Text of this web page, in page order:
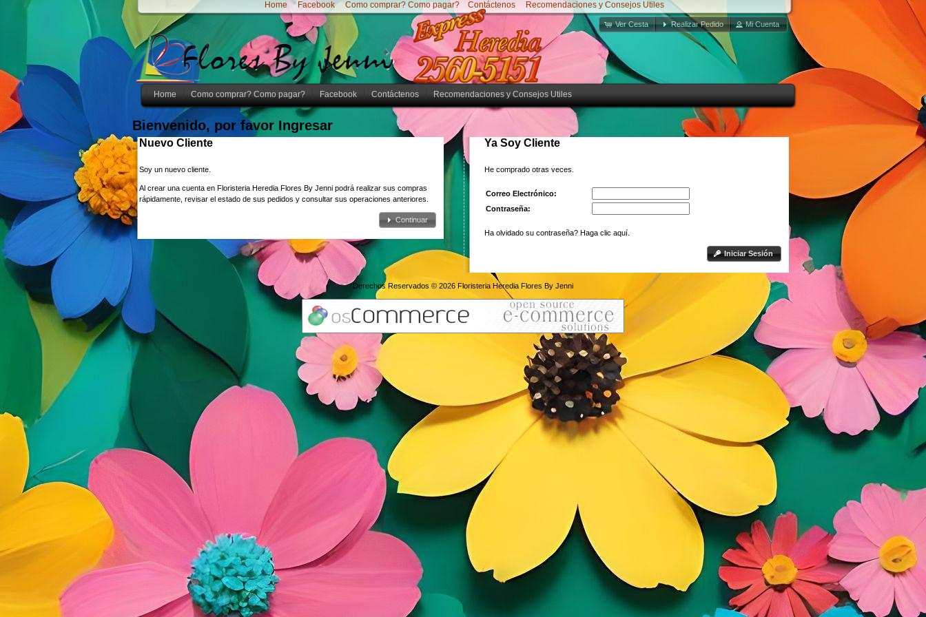
Home Facebook Como comprar? Como pagar? Contáctenos Recomendaciones y Consejos Utiles
Ver Cesta Realizar Pedido Mi Cuenta
Home Como comprar? Como pagar? Facebook Contáctenos Recomendaciones y Consejos Utiles
Bienvenido, por favor Ingresar
Nuevo Cliente
Soy un nuevo cliente.
Al crear una cuenta en Floristeria Heredia Flores By Jenni podrá realizar sus compras
rápidamente, revisar el estado de sus pedidos y consultar sus operaciones anteriores.
Continuar
Ya Soy Cliente
He comprado otras veces.
Correo Electrónico:
Contraseña:
Ha olvidado su contraseña? Haga clic aquí.
Iniciar Sesión
Derechos Reservados © 2026 Floristeria Heredia Flores By Jenni